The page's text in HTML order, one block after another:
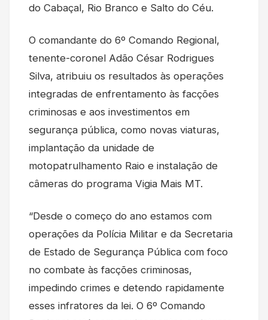
do Cabaçal, Rio Branco e Salto do Céu.
O comandante do 6º Comando Regional,
tenente-coronel Adão César Rodrigues
Silva, atribuiu os resultados às operações
integradas de enfrentamento às facções
criminosas e aos investimentos em
segurança pública, como novas viaturas,
implantação da unidade de
motopatrulhamento Raio e instalação de
câmeras do programa Vigia Mais MT.
“Desde o começo do ano estamos com
operações da Polícia Militar e da Secretaria
de Estado de Segurança Pública com foco
no combate às facções criminosas,
impedindo crimes e detendo rapidamente
esses infratores da lei. O 6º Comando